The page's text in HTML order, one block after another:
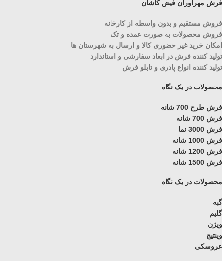
فرش مهرآوران فیض کاشان
فروش مستقیم و بدون واسطه از کارخانه
فروش محصولات به صورت عمده و تک
امکان خرید غیر حضوری کالا و ارسال به شهرستان ها
تولید کننده فرش در ابعاد سفارشی و استاندارد
تولید کننده انواع پادری و تابلو فرش
محصولات در یک نگاه
فرش طرح 700 شانه
فرش 700 شانه
فرش 3000 نما
فرش 1000 شانه
فرش 1200 شانه
فرش 1500 شانه
محصولات در یک نگاه
گبه
گلیم
ویژن
وینتیج
عروسکی